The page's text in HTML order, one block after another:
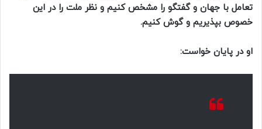
تعامل با جهان و گفتگو را مشخص کنیم و نظر ملت را در این
خصوص بپذیریم و گوش کنیم.
او در پایان خواست: